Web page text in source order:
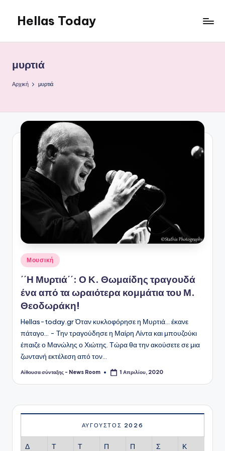
Μετάβαση
περιεχόμενο
Hellas Today
μυρτιά
Αρχική μυρτιά
Αναρτήθηκε
σε
Μουσική
΄΄Η Μυρτιά΄΄: Ο Κ. Θωμαίδης τραγουδά
ένα από τα ωραιότερα κομμάτια του Μ.
Θεοδωράκη!
Hellas-today.gr Όταν κυκλοφόρησε η Μυρτιά... έκανε
πάταγο... - Την τραγούδησε η Μαίρη Λίντα και μπουζούκι
έπαιζε ο Μανώλης ο Χιώτης. Τώρα θα την ακούσετε σε μια
ζωντανή εκτέλεση από τον…
Συγγραφέας:
Αίθουσα σύνταξης - News Room 1 Απριλίου, 2020
ΑΎΓΟΥΣΤΟΣ 2026
Δ Τ Τ Π Π Σ Κ